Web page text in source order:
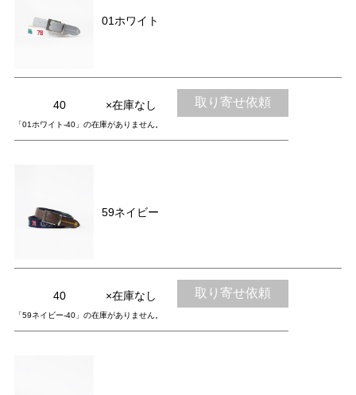
01ホワイト
40 ×在庫なし 取り寄せ依頼
「01ホワイト-40」の在庫がありません。
59ネイビー
40 ×在庫なし 取り寄せ依頼
「59ネイビー-40」の在庫がありません。